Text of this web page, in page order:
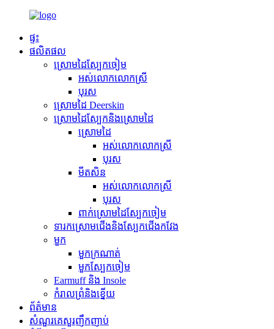
ផ្ទះ
ផលិតផល
ស្រោមដៃស្បែកចៀម
អស់លោកលោកស្រី
បុរស
ស្រោមដៃ Deerskin
ស្រោមដៃស្បែកនិងស្រោមដៃ
ស្រោមដៃ
អស់លោកលោកស្រី
បុរស
មីតសិន
អស់លោកលោកស្រី
បុរស
ពាក់ស្រោមដៃស្បែកចៀម
ទារកស្រោមជើងនិងស្បែកជើងកវែង
មួក
មួកក្រណាត់
មួកស្បែកចៀម
Earmuff និង Insole
កំរាលព្រំនិងខ្នើយ
ព័ត៌មាន
សំណួរគេសួរញឹកញាប់